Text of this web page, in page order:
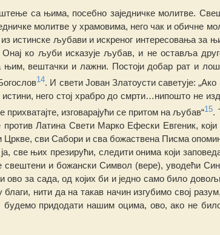
штење са њима, посебно заједничке молитве.
молитве у храмовима, него чак и обичне
истинске љубави и искреног интересовања за
Онај ко љуби исказује љубав, и не оставља
вештачки и лажни. Постоји добар рат и
гослов14. И свети Јован Златоусти саветује: „Ако
истини, него стој храбро до смрти…нипошто не
прихватајте, изговарајући се притом на љубав“15.
Латина Свети Марко Ефески Евгеник, који
сви Сабори и сва божаствена Писма
све њих презирући, следити онима који запове
свештени и божански Символ (вере), уводећи
ово за сада, од којих би и једно само било
благи, нити да на такав начин изгубимо свој разум,
будемо придодати нашим оцима, ово, ако не